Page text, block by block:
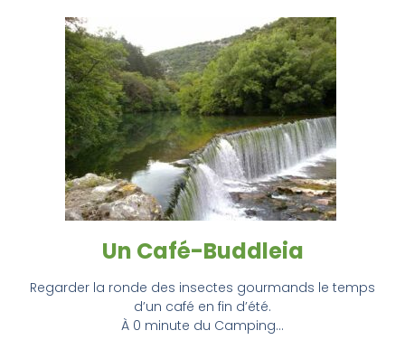
Un Café-Buddleia
Regarder la ronde des insectes gourmands le temps
d’un café en fin d’été.
À 0 minute du Camping…